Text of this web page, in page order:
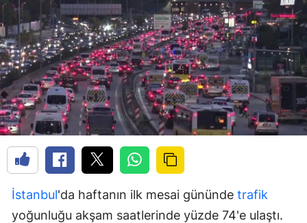
İstanbul'da haftanın ilk mesai gününde trafik
yoğunluğu akşam saatlerinde yüzde 74'e ulaştı.